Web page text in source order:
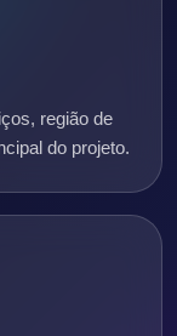
região de
do projeto.